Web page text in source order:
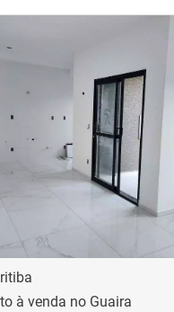
à venda no Guaira